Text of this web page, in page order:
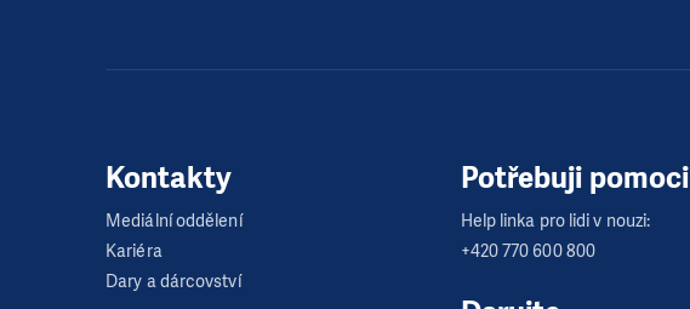
Kontakty
Mediální oddělení
Kariéra
Dary a dárcovství
Potřebuji pomoci
Help linka pro lidi v nouzi:
+420 770 600 800